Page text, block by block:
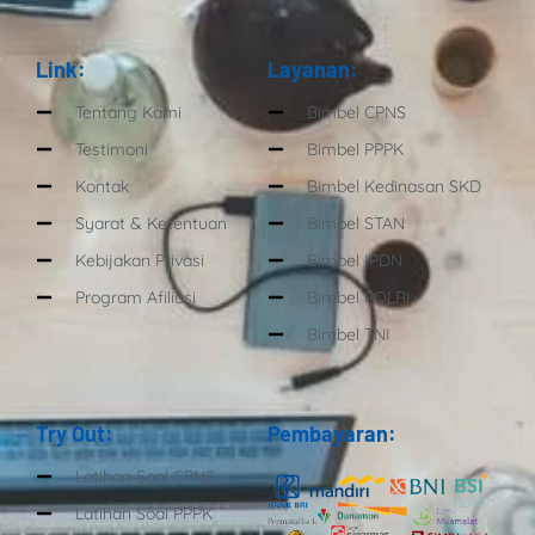
Link:
Tentang Kami
Testimoni
Kontak
Syarat & Ketentuan
Kebijakan Privasi
Program Afiliasi
Layanan:
Bimbel CPNS
Bimbel PPPK
Bimbel Kedinasan SKD
Bimbel STAN
Bimbel IPDN
Bimbel POLRI
Bimbel TNI
Try Out:
Latihan Soal CPNS
Latihan Soal PPPK
Pembayaran: